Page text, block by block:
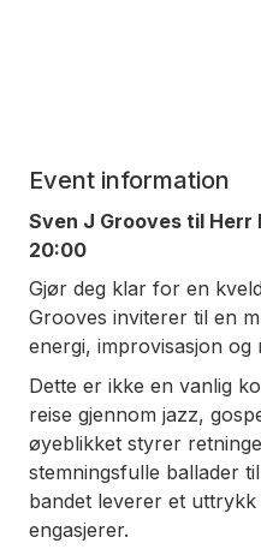
Event information
Sven J Grooves til Herr
20:00
Gjør deg klar for en
Grooves inviterer til en
energi, improvisasjon og
Dette er ikke en vanlig
reise gjennom jazz,
øyeblikket styrer
stemningsfulle ballader
bandet leverer et
engasjerer.